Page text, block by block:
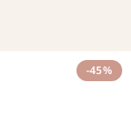
-45%